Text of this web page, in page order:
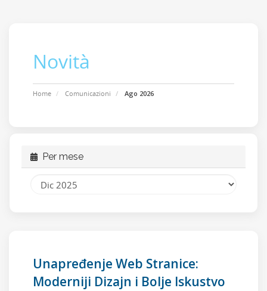
Novità
Home Comunicazioni Ago 2026
Per mese
Unapređenje Web Stranice:
Moderniji Dizajn i Bolje Iskustvo